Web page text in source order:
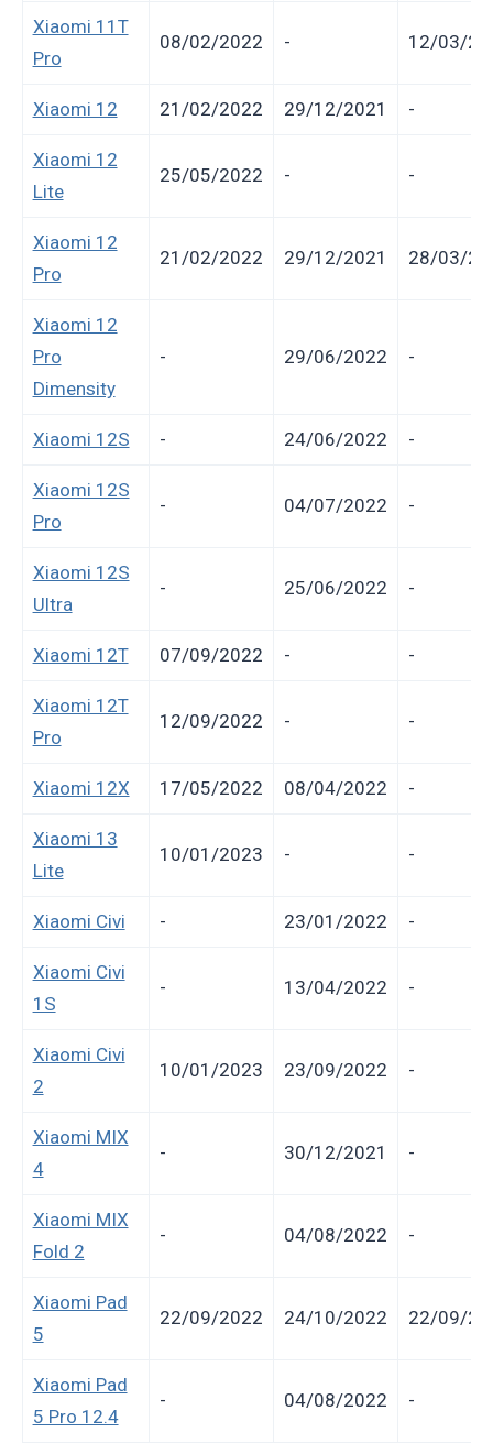
Xiaomi 11T
Pro
08/02/2022 - 12/03/
Xiaomi 12 21/02/2022 29/12/2021 -
Xiaomi 12
Lite
25/05/2022 - -
Xiaomi 12
Pro
21/02/2022 29/12/2021 28/03/
Xiaomi 12
Pro
Dimensity
- 29/06/2022 -
Xiaomi 12S - 24/06/2022 -
Xiaomi 12S
Pro
- 04/07/2022 -
Xiaomi 12S
Ultra
- 25/06/2022 -
Xiaomi 12T 07/09/2022 - -
Xiaomi 12T
Pro
12/09/2022 - -
Xiaomi 12X 17/05/2022 08/04/2022 -
Xiaomi 13
Lite
10/01/2023 - -
Xiaomi Civi - 23/01/2022 -
Xiaomi Civi
1S
- 13/04/2022 -
Xiaomi Civi
2
10/01/2023 23/09/2022 -
Xiaomi MIX
4
- 30/12/2021 -
Xiaomi MIX
Fold 2
- 04/08/2022 -
Xiaomi Pad
5
22/09/2022 24/10/2022 22/09/
Xiaomi Pad
5 Pro 12.4
- 04/08/2022 -